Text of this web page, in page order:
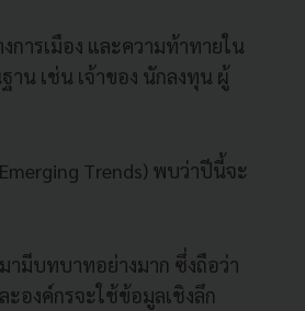
การเมือง และความท้าทายใน
าน เช่น เจ้าของ นักลงทุน ผู้
Trends) พบว่าปีนี้จะ
ามีบทบาทอย่างมาก ซึ่งถือว่า
องค์กรจะใช้ข้อมูลเชิงลึก